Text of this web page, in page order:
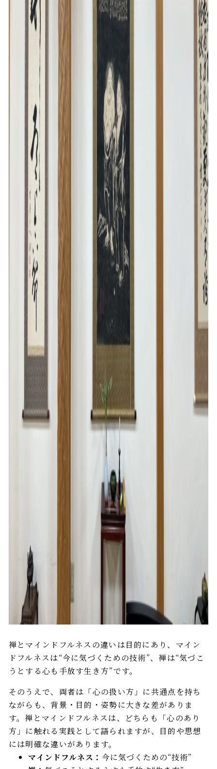
禅とマインドフルネスの違いは目的にあり、マイン
ドフルネスは“今に気づくための技術”、禅は“気づこ
うとする心も手放す生き方”です。
そのうえで、両者は「心の扱い方」に共通点を持ち
ながらも、背景・目的・姿勢に大きな差がありま
す。禅とマインドフルネスは、どちらも「心のあり
方」に触れる実践として語られますが、目的や思想
には明確な違いがあります。
マインドフルネス： 今に気づくための“技術”